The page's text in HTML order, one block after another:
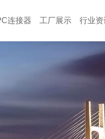
连接器 工厂展示 行业资